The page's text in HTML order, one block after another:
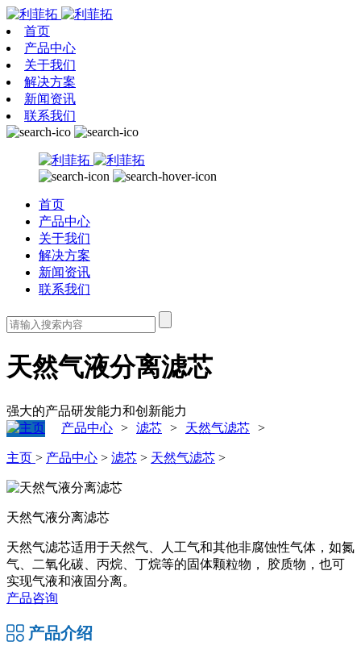
首页
产品中心
关于我们
解决方案
新闻资讯
联系我们
首页
产品中心
关于我们
解决方案
新闻资讯
联系我们
天然气液分离滤芯
强大的产品研发能力和创新能力
产品中心 > 滤芯 > 天然气滤芯 >
主页 > 产品中心 > 滤芯 > 天然气滤芯 >
天然气液分离滤芯
天然气滤芯​适用于天然气、人工气和其他非腐蚀性气体，如氮
气、二氧化碳、丙烷、丁烷等的固体颗粒物， 胶质物，也可
实现气液和液固分离。
产品咨询
产品介绍